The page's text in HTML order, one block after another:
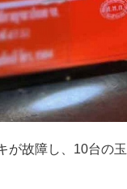
が故障し、10台の